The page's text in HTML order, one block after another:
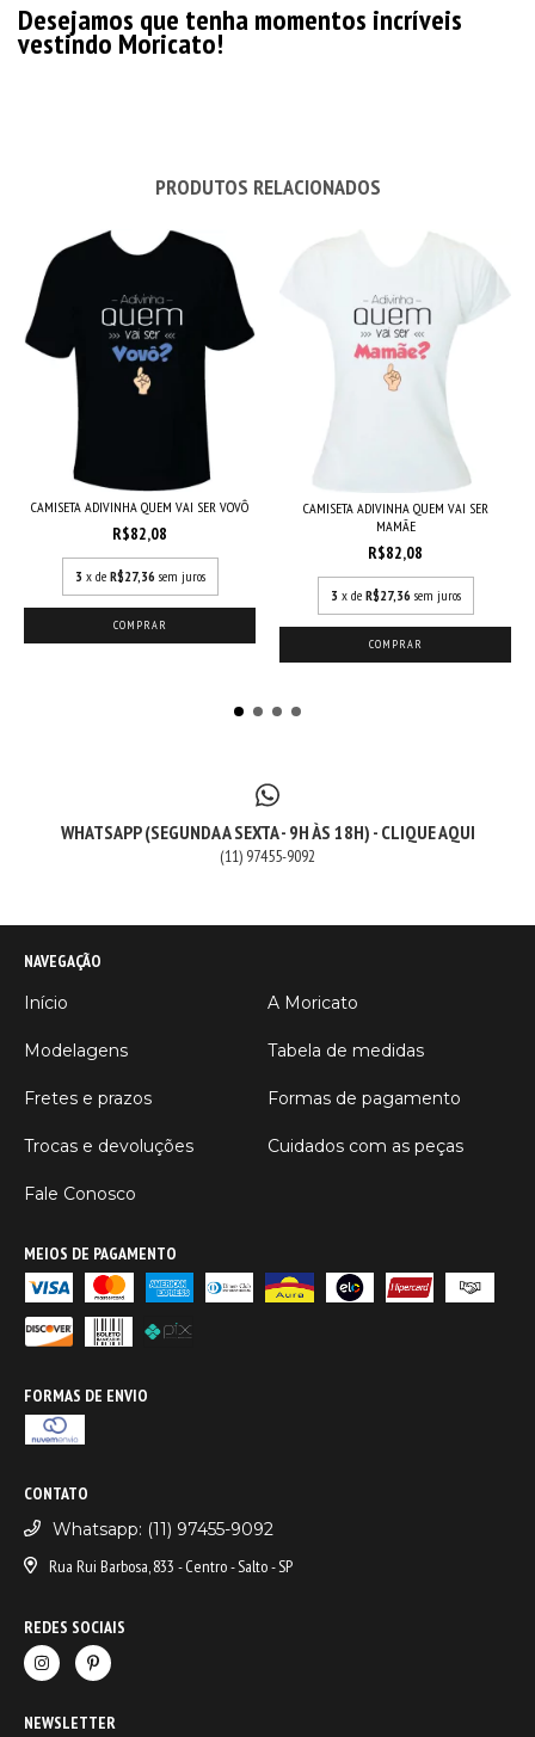
Desejamos que tenha momentos incríveis
vestindo Moricato!
PRODUTOS RELACIONADOS
CAMISETA ADIVINHA QUEM VAI SER VOVÔ
R$82,08
3 x de R$27,36 sem juros
COMPRAR
CAMISETA ADIVINHA QUEM VAI SER
MAMÃE
R$82,08
3 x de R$27,36 sem juros
COMPRAR
WHATSAPP (SEGUNDA A SEXTA - 9H ÀS 18H) - CLIQUE AQUI
(11) 97455-9092
NAVEGAÇÃO
Início
A Moricato
Modelagens Tabela de medidas
Fretes e prazos Formas de pagamento
Trocas e devoluções Cuidados com as peças
Fale Conosco
MEIOS DE PAGAMENTO
FORMAS DE ENVIO
CONTATO
Whatsapp: (11) 97455-9092
Rua Rui Barbosa, 833 - Centro - Salto - SP
REDES SOCIAIS
NEWSLETTER